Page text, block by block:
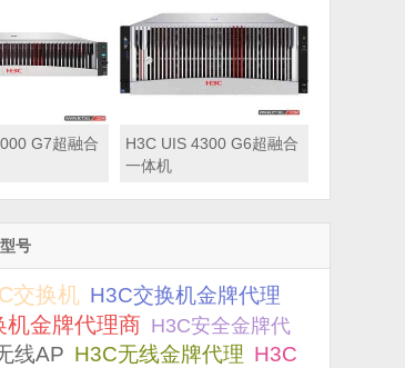
G7超融合
H3C UIS 4300 G6超融合
一体机
号
交换机 H3C交换机金牌代理
机金牌代理商 H3C安全金牌代
线AP H3C无线金牌代理 H3C